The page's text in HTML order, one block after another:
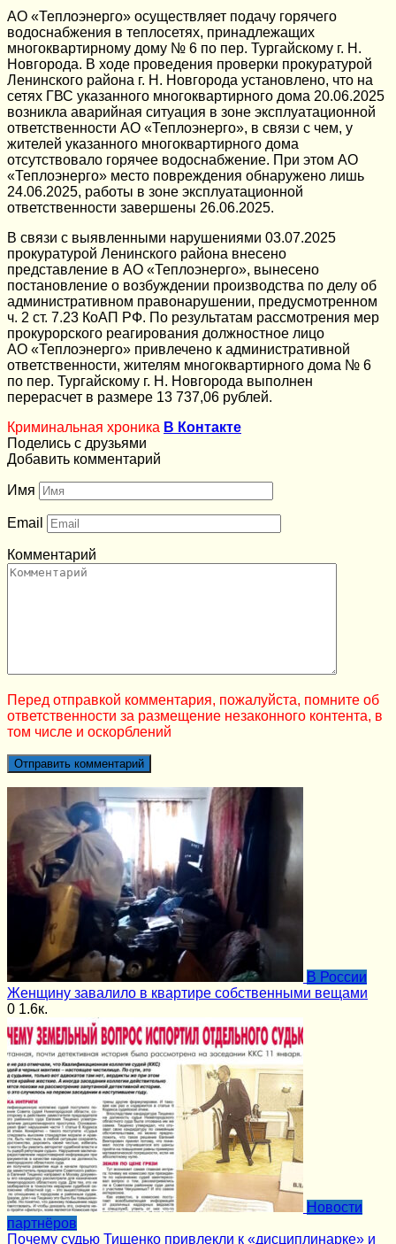
АО «Теплоэнерго» осуществляет подачу горячего
водоснабжения в теплосетях, принадлежащих
многоквартирному дому № 6 по пер. Тургайскому г. Н.
Новгорода. В ходе проведения проверки прокуратурой
Ленинского района г. Н. Новгорода установлено, что на
сетях ГВС указанного многоквартирного дома 20.06.2025
возникла аварийная ситуация в зоне эксплуатационной
ответственности АО «Теплоэнерго», в связи с чем, у
жителей указанного многоквартирного дома
отсутствовало горячее водоснабжение. При этом АО
«Теплоэнерго» место повреждения обнаружено лишь
24.06.2025, работы в зоне эксплуатационной
ответственности завершены 26.06.2025.
В связи с выявленными нарушениями 03.07.2025
прокуратурой Ленинского района внесено
представление в АО «Теплоэнерго», вынесено
постановление о возбуждении производства по делу об
административном правонарушении, предусмотренном
ч. 2 ст. 7.23 КоАП РФ. По результатам рассмотрения мер
прокурорского реагирования должностное лицо
АО «Теплоэнерго» привлечено к административной
ответственности, жителям многоквартирного дома № 6
по пер. Тургайскому г. Н. Новгорода выполнен
перерасчет в размере 13 737,06 рублей.
Криминальная хроника В Контакте
Поделись с друзьями
Добавить комментарий
Имя
Email
Комментарий
Перед отправкой комментария, пожалуйста, помните об
ответственности за размещение незаконного контента, в
том числе и оскорблений
В России
Женщину завалило в квартире собственными вещами
0 1.6к.
Новости
партнёров
Почему судью Тищенко привлекли к «дисциплинарке» и